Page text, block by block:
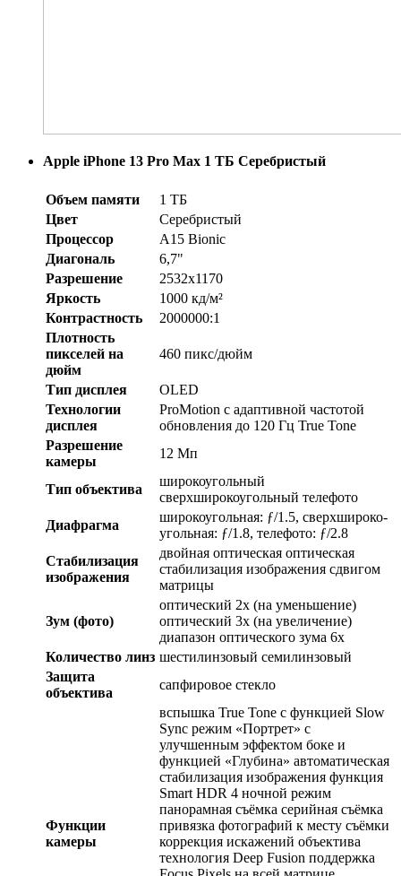
Apple iPhone 13 Pro Max 1 ТБ Серебристый
Объем памяти
1 ТБ
Цвет
Серебристый
Процессор
A15 Bionic
Диагональ
6,7"
Разрешение
2532x1170
Яркость
1000 кд/м²
Контрастность
2000000:1
Плотность
пикселей на
дюйм
460 пикс/дюйм
Тип дисплея
OLED
Технологии
дисплея
ProMotion с адаптивной частотой
обновления до 120 Гц True Tone
Разрешение
камеры
12 Мп
Тип объектива
широкоугольный
сверхширокоугольный телефото
Диафрагма
широкоугольная: ƒ/1.5, сверхшироко­
угольная: ƒ/1.8, телефото: ƒ/2.8
Стабилизация
изображения
двойная оптическая оптическая
стабилизация изображения сдвигом
матрицы
Зум (фото)
оптический 2x (на уменьшение)
оптический 3x (на увеличение)
диапазон оптического зума 6x
Количество линз шестилинзовый семилинзовый
Защита
объектива
сапфировое стекло
Функции
камеры
вспышка True Tone с функцией Slow
Sync режим «Портрет» с
улучшенным эффектом боке и
функцией «Глубина» автоматическая
стабилизация изображения функция
Smart HDR 4 ночной режим
панорамная съёмка серийная съëмка
привязка фотографий к месту съёмки
коррекция искажений объектива
технология Deep Fusion поддержка